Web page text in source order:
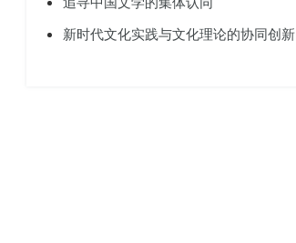
新时代文化实践与文化理论的协同创新